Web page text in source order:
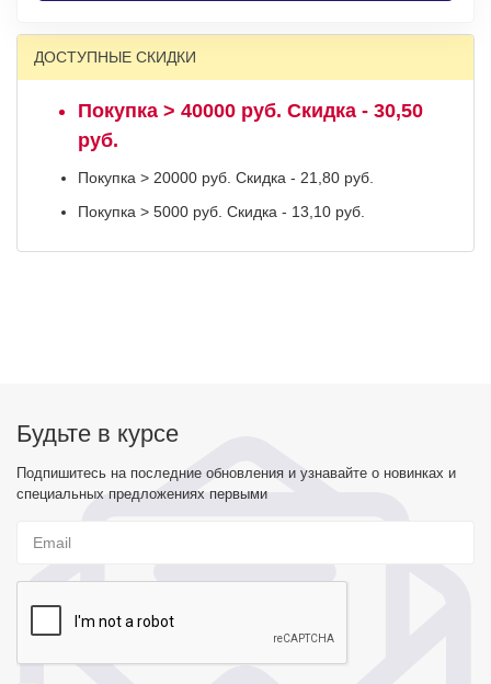
ДОСТУПНЫЕ СКИДКИ
Покупка > 40000 руб. Скидка - 30,50
руб.
Покупка > 20000 руб. Скидка - 21,80 руб.
Покупка > 5000 руб. Скидка - 13,10 руб.
Будьте в курсе
Подпишитесь на последние обновления и узнавайте о новинках и
специальных предложениях первыми